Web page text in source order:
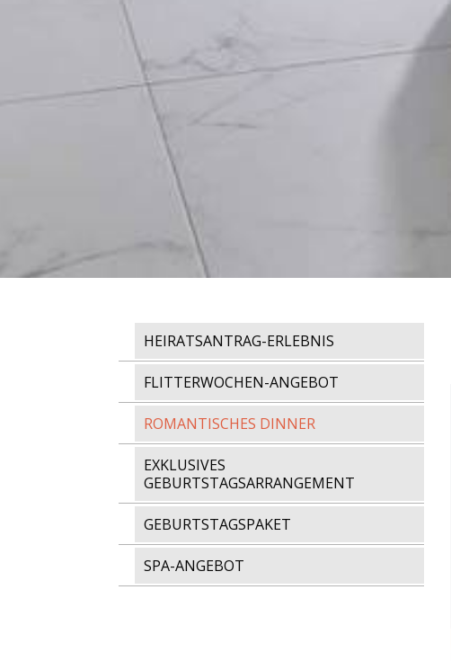
HEIRATSANTRAG-ERLEBNIS
FLITTERWOCHEN-ANGEBOT
ROMANTISCHES DINNER
EXKLUSIVES
GEBURTSTAGSARRANGEMENT
GEBURTSTAGSPAKET
SPA-ANGEBOT